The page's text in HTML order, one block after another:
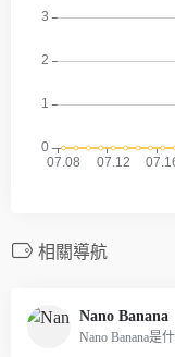
相關導航
Nano Banana
Nano Banana是